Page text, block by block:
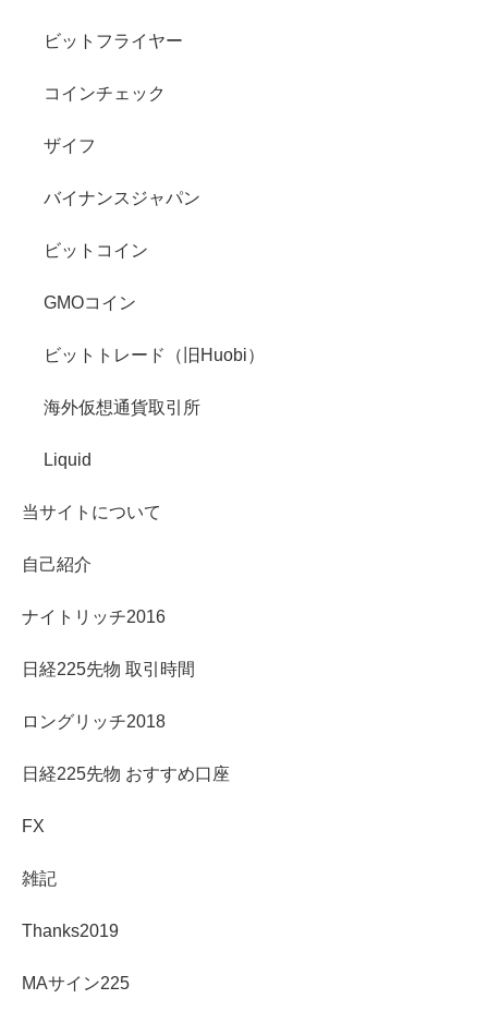
ビットフライヤー
コインチェック
ザイフ
バイナンスジャパン
ビットコイン
GMOコイン
ビットトレード（旧Huobi）
海外仮想通貨取引所
Liquid
当サイトについて
自己紹介
ナイトリッチ2016
日経225先物 取引時間
ロングリッチ2018
日経225先物 おすすめ口座
FX
雑記
Thanks2019
MAサイン225